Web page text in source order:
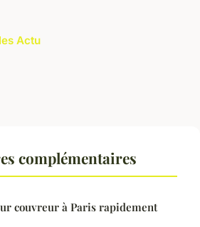
Actu
complémentaires
couvreur à Paris rapidement